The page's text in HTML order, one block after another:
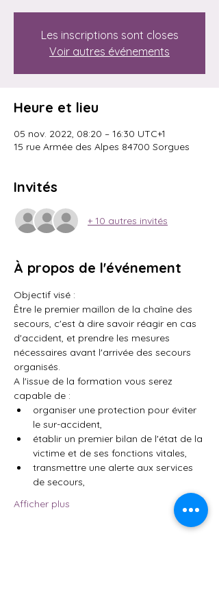
Les inscriptions sont closes
Voir autres événements
Heure et lieu
05 nov. 2022, 08:20 – 16:30 UTC+1
15 rue Armée des Alpes 84700 Sorgues
Invités
+ 10 autres invités
À propos de l'événement
Objectif visé :
Être le premier maillon de la chaîne des
secours, c'est à dire savoir réagir en cas
d'accident, et prendre les mesures
nécessaires avant l'arrivée des secours
organisés.
A l'issue de la formation vous serez
capable de :
organiser une protection pour éviter
le sur-accident,
établir un premier bilan de l'état de la
victime et de ses fonctions vitales,
transmettre une alerte aux services
de secours,
Afficher plus